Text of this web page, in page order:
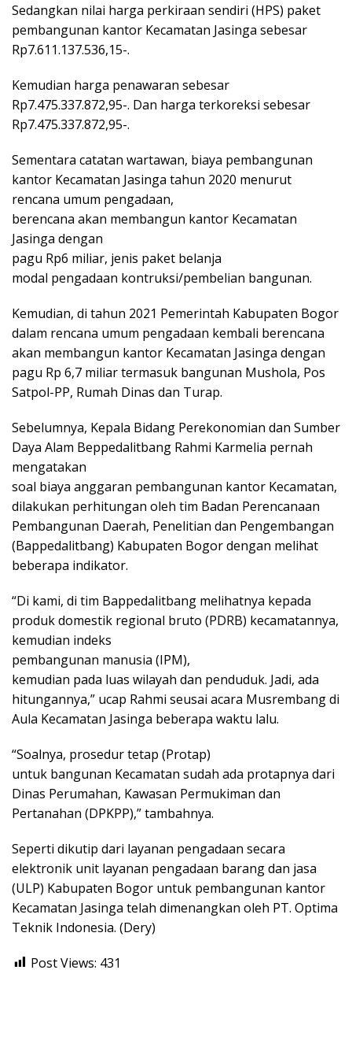
Sedangkan nilai harga perkiraan sendiri (HPS) paket
pembangunan kantor Kecamatan Jasinga sebesar
Rp7.611.137.536,15-.
Kemudian harga penawaran sebesar
Rp7.475.337.872,95-. Dan harga terkoreksi sebesar
Rp7.475.337.872,95-.
Sementara catatan wartawan, biaya pembangunan
kantor Kecamatan Jasinga tahun 2020 menurut
rencana umum pengadaan,
berencana akan membangun kantor Kecamatan
Jasinga dengan
pagu Rp6 miliar, jenis paket belanja
modal pengadaan kontruksi/pembelian bangunan.
Kemudian, di tahun 2021 Pemerintah Kabupaten Bogor
dalam rencana umum pengadaan kembali berencana
akan membangun kantor Kecamatan Jasinga dengan
pagu Rp 6,7 miliar termasuk bangunan Mushola, Pos
Satpol-PP, Rumah Dinas dan Turap.
Sebelumnya, Kepala Bidang Perekonomian dan Sumber
Daya Alam Beppedalitbang Rahmi Karmelia pernah
mengatakan
soal biaya anggaran pembangunan kantor Kecamatan,
dilakukan perhitungan oleh tim Badan Perencanaan
Pembangunan Daerah, Penelitian dan Pengembangan
(Bappedalitbang) Kabupaten Bogor dengan melihat
beberapa indikator.
“Di kami, di tim Bappedalitbang melihatnya kepada
produk domestik regional bruto (PDRB) kecamatannya,
kemudian indeks
pembangunan manusia (IPM),
kemudian pada luas wilayah dan penduduk. Jadi, ada
hitungannya,” ucap Rahmi seusai acara Musrembang di
Aula Kecamatan Jasinga beberapa waktu lalu.
“Soalnya, prosedur tetap (Protap)
untuk bangunan Kecamatan sudah ada protapnya dari
Dinas Perumahan, Kawasan Permukiman dan
Pertanahan (DPKPP),” tambahnya.
Seperti dikutip dari layanan pengadaan secara
elektronik unit layanan pengadaan barang dan jasa
(ULP) Kabupaten Bogor untuk pembangunan kantor
Kecamatan Jasinga telah dimenangkan oleh PT. Optima
Teknik Indonesia. (Dery)
Post Views: 431